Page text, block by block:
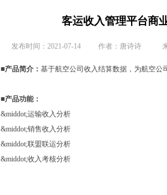
客运收入管理平台商
发布时间：2021-07-14 作者：唐诗诗
■产品简介： 基于航空公司收入结算数据，为航空公
■产品功能：
&middot;运输收入分析
&middot;销售收入分析
&middot;联盟联运分析
&middot;收入考核分析